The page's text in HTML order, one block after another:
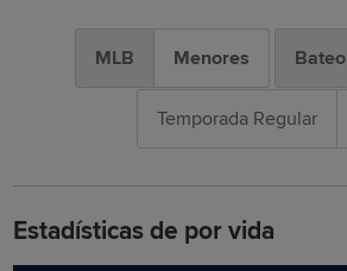
MLB Menores Bateo
Temporada Regular
Estadísticas de por vida